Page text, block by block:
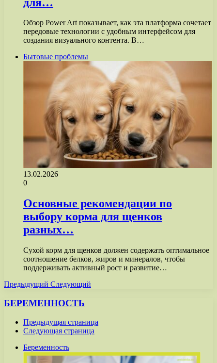
Обзор Power Art показывает, как эта платформа сочетает
передовые технологии с удобным интерфейсом для
создания визуального контента. В…
Бытовые проблемы
13.02.2026
0
Основные рекомендации по
выбору корма для щенков
разных…
Сухой корм для щенков должен содержать оптимальное
соотношение белков, жиров и минералов, чтобы
поддерживать активный рост и развитие…
Предыдущий Следующий
БЕРЕМЕННОСТЬ
Предыдущая страница
Следующая страница
Беременность